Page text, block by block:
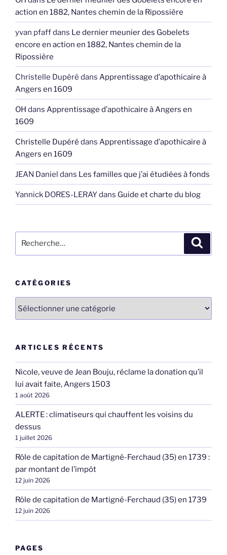
action en 1882, Nantes chemin de la Ripossière
yvan pfaffdans Le dernier meunier des Gobelets
encore en action en 1882, Nantes chemin de la
Ripossière
Christelle Dupéré dans Apprentissage d’apothicaire à
Angers en 1609
OH dans Apprentissage d’apothicaire à Angers en
1609
Christelle Dupéré dans Apprentissage d’apothicaire à
Angers en 1609
JEAN Daniel dans Les familles que j’ai étudiées à fonds
Yannick DORES-LERAYdans Guide et charte du blog
pour
CATÉGORIES
ARTICLES RÉCENTS
Nicole, veuve de Jean Bouju, réclame la donation qu’il
lui avait faite, Angers 1503
1 août 2026
ALERTE : climatiseurs qui chauffent les voisins du
dessus
1 juillet 2026
Rôle de capitation de Martigné-Ferchaud (35) en 1739 :
par montant de l’impôt
12 juin 2026
Rôle de capitation de Martigné-Ferchaud (35) en 1739
12 juin 2026
PAGES